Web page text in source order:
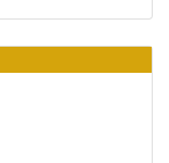
Venda